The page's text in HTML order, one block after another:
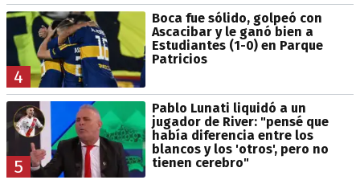
4
Boca fue sólido, golpeó con
Ascacibar y le ganó bien a
Estudiantes (1-0) en Parque
Patricios
5
Pablo Lunati liquidó a un
jugador de River: "pensé que
había diferencia entre los
blancos y los 'otros', pero no
tienen cerebro"